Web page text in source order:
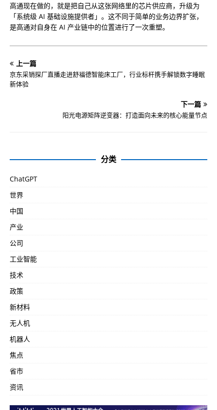
高通现在做的，就是把自己从这张网络里的芯片供应商，升级为
「系统级 AI 基础设施提供者」。这不同于简单的业务边界扩张，
是高通对自身在 AI 产业链中的位置进行了一次重塑。
上一篇
京东采销探厂直播走进舒福德智能床工厂，行业标杆携手解锁数字睡眠
新体验
下一篇
阳光电源矩阵逆变器：打造面向未来的核心能量节点
分类
ChatGPT
世界
中国
产业
公司
工业智能
技术
政策
新材料
无人机
机器人
焦点
省市
资讯